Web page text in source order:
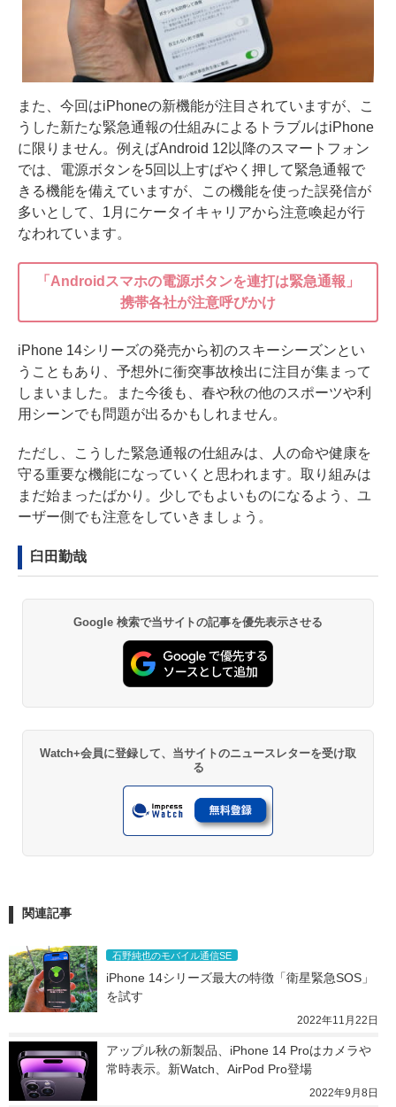
また、今回はiPhoneの新機能が注目されていますが、こ
うした新たな緊急通報の仕組みによるトラブルはiPhone
に限りません。例えばAndroid 12以降のスマートフォン
では、電源ボタンを5回以上すばやく押して緊急通報で
きる機能を備えていますが、この機能を使った誤発信が
多いとして、1月にケータイキャリアから注意喚起が行
なわれています。
「Androidスマホの電源ボタンを連打は緊急通報」
携帯各社が注意呼びかけ
iPhone 14シリーズの発売から初のスキーシーズンとい
うこともあり、予想外に衝突事故検出に注目が集まって
しまいました。また今後も、春や秋の他のスポーツや利
用シーンでも問題が出るかもしれません。
ただし、こうした緊急通報の仕組みは、人の命や健康を
守る重要な機能になっていくと思われます。取り組みは
まだ始まったばかり。少しでもよいものになるよう、ユ
ーザー側でも注意をしていきましょう。
臼田勤哉
Google 検索で当サイトの記事を優先表示させる
Watch+会員に登録して、当サイトのニュースレターを受け取
る
関連記事
石野純也のモバイル通信SE
iPhone 14シリーズ最大の特徴「衛星緊急SOS」
を試す
2022年11月22日
アップル秋の新製品、iPhone 14 Proはカメラや
常時表示。新Watch、AirPod Pro登場
2022年9月8日